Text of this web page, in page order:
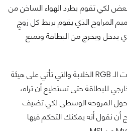
لكي تقوم بطرد الهواء الساخن من
المراوح الذي يقوم بربط كل زوجٍ
يدخل ويخرج من البطاقة وتمنع
بطاقات MSI تمتاز أيضاً بإضاءات الـ RGB الخلابة والتي تأتي على هيئة
للبطاقة حتى تستطيع أن تراه،
حول المروحة الوسطى لكي تضيف
أن نقول أنه يمكنك التحكم فيها